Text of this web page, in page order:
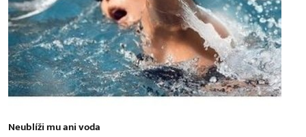
Neublíži mu ani voda